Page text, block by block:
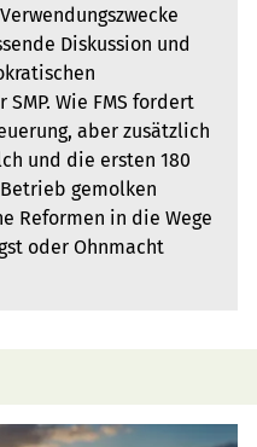
Diskussion und
Wie FMS fordert
aber zusätzlich
und die ersten 180
gemolken
Reformen in die Wege
oder Ohnmacht